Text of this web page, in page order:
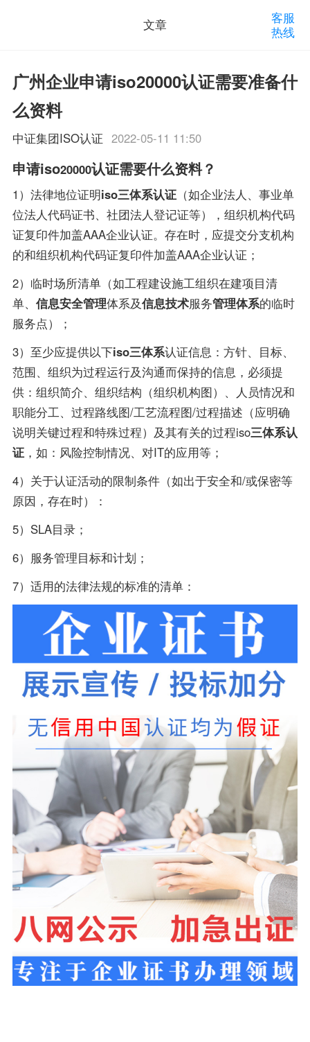
文章
客服
热线
广州企业申请iso20000认证需要准备什
么资料
中证集团ISO认证 2022-05-11 11:50
申请iso20000认证需要什么资料？
1）法律地位证明iso三体系认证（如企业法人、事业单
位法人代码证书、社团法人登记证等），组织机构代码
证复印件加盖AAA企业认证。存在时，应提交分支机构
的和组织机构代码证复印件加盖AAA企业认证；
2）临时场所清单（如工程建设施工组织在建项目清
单、 信息安全管理体系及信息技术服务管理体系的临时
服务点）；
3）至少应提供以下iso三体系认证信息：方针、目标、
范围、组织为过程运行及沟通而保持的信息，必须提
供：组织简介、组织结构（组织机构图）、人员情况和
职能分工、过程路线图/工艺流程图/过程描述（应明确
说明关键过程和特殊过程）及其有关的过程iso三体系认
证，如：风险控制情况、对IT的应用等；
4）关于认证活动的限制条件（如出于安全和/或保密等
原因，存在时）：
5）SLA目录；
6）服务管理目标和计划；
7）适用的法律法规的标准的清单：